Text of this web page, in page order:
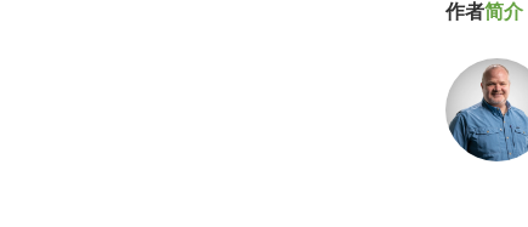
作者简介